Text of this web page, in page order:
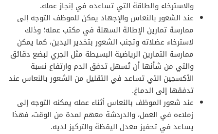
والاسترخاء والطاقة التي تساعده في إنجاز عمله.
عند الشعور بالنعاس والإجهاد يمكن للموظف التوجه إلى
ممارسة تمارين الإطالة السهلة في مكتب عمله؛ وذلك
لاسترخاء عضلاته وتجنب الشعور بتخدير اليدين، كما يمكن
ممارسة التمارين الرياضية البسيطة مثل الجري لبضع دقائق
والتي من شأنها أن تُسهل تدفق الدم وارتفاع نسبة
الأكسجين التي تساعد في التقليل من الشعور بالنعاس عند
تدفقها إلى الدماغ.
عند شعور الموظف بالنعاس أثناء عمله يمكنه التوجه إلى
زملاءه في العمل، والدردشة معهم لمدة من الوقت، فهذا
يساعد في تحفيز معدل اليقظة والتركيز لديه.